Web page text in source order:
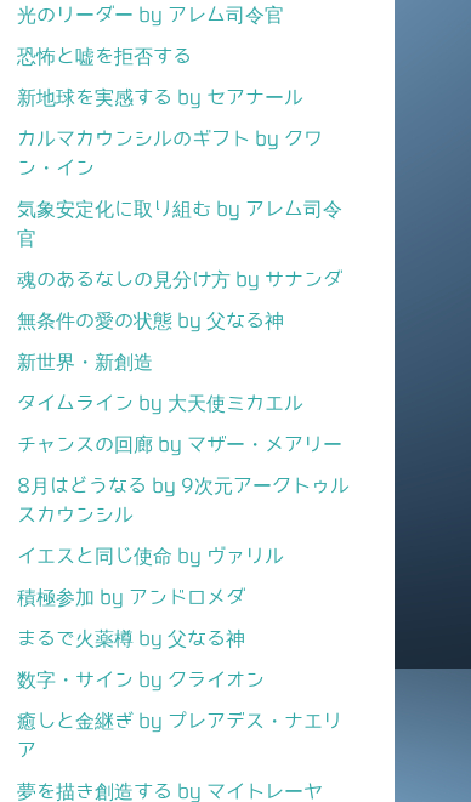
光のリーダー by アレム司令官
恐怖と嘘を拒否する
新地球を実感する by セアナール
カルマカウンシルのギフト by クワ
ン・イン
気象安定化に取り組む by アレム司令
官
魂のあるなしの見分け方 by サナンダ
無条件の愛の状態 by 父なる神
新世界・新創造
タイムライン by 大天使ミカエル
チャンスの回廊 by マザー・メアリー
8月はどうなる by 9次元アークトゥル
スカウンシル
イエスと同じ使命 by ヴァリル
積極参加 by アンドロメダ
まるで火薬樽 by 父なる神
数字・サイン by クライオン
癒しと金継ぎ by プレアデス・ナエリ
ア
夢を描き創造する by マイトレーヤ